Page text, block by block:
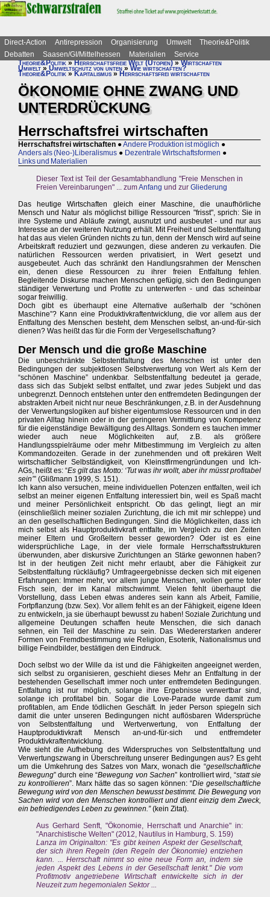
Direct-Action Antirepression Organisierung Umwelt
Theorie&Politik
Debatten
Saasen/GI/Mittelhessen Materialien
Service
Theorie&Politik»Herrschaftsfreie Welt (Utopien)»Wirtschaften
Umwelt » Umweltschutz von unten » Wie wirtschaften?
Theorie&Politik » Kapitalismus » Herrschaftsfrei wirtschaften
ÖKONOMIE OHNE ZWANG UND
UNTERDRÜCKUNG
Herrschaftsfrei wirtschaften
Herrschaftsfrei wirtschaften ●Andere Produktion ist möglich ●
Anders als (Neo-)Liberalismus ● Dezentrale Wirtschaftsformen ●
Links und Materialien
Dieser Text ist Teil der Gesamtabhandlung "Freie Menschen in
Freien Vereinbarungen" ... zumAnfang und zur Gliederung
Das heutige Wirtschaften gleich einer Maschine, die unaufhörliche
Mensch und Natur als möglichst billige Ressourcen "frisst", sprich: Sie in
ihre Systeme und Abläufe zwingt, ausnutzt und ausbeutet - und nur aus
Interesse an der weiteren Nutzung erhält. Mit Freiheit und Selbstentfaltung
hat das aus vielen Gründen nichts zu tun, denn der Mensch wird auf seine
Arbeitskraft reduziert und gezwungen, diese anderen zu verkaufen. Die
natürlichen Ressourcen werden privatisiert, in Wert gesetzt und
ausgebeutet. Auch das schränkt den Handlungsrahmen der Menschen
ein, denen diese Ressourcen zu ihrer freien Entfaltung fehlen.
Begleitende Diskurse machen Menschen gefügig, sich den Bedingungen
ständiger Verwertung und Profite zu unterwerfen - und das scheinbar
sogar freiwillig.
Doch gibt es überhaupt eine Alternative außerhalb der “schönen
Maschine”? Kann eine Produktivkraftentwicklung, die vor allem aus der
Entfaltung des Menschen besteht, dem Menschen selbst, an-und-für-sich
dienen? Was heißt das für die Form der Vergesellschaftung?
Der Mensch und die große Maschine
Die unbeschränkte Selbstentfaltung des Menschen ist unter den
Bedingungen der subjektlosen Selbstverwertung von Wert als Kern der
“schönen Maschine” undenkbar. Selbstentfaltung bedeutet ja gerade,
dass sich das Subjekt selbst entfaltet, und zwar jedes Subjekt und das
unbegrenzt. Dennoch entstehen unter den entfremdeten Bedingungen der
abstrakten Arbeit nicht nur neue Beschränkungen, z.B. in der Ausdehnung
der Verwertungslogiken auf bisher eigentumslose Ressourcen und in den
privaten Alltag hinein oder in der geringeren Vermittlung von Kompetenz
für die eigenständige Bewältigung des Alltags. Sondern es tauchen immer
wieder auch neue Möglichkeiten auf, z.B. als größere
Handlungsspielräume oder mehr Mitbestimmung im Vergleich zu alten
Kommandozeiten. Gerade in der zunehmenden und oft prekären Welt
wirtschaftlicher Selbständigkeit, von Kleinstfirmengründungen und Ich-
AGs, heißt es: “Es gilt das Motto: ‘Tut was ihr wollt, aber ihr müsst profitabel
sein’” (Glißmann 1999, S. 151).
Ich kann also versuchen, meine individuellen Potenzen entfalten, weil ich
selbst an meiner eigenen Entfaltung interessiert bin, weil es Spaß macht
und meiner Persönlichkeit entspricht. Ob das gelingt, liegt an mir
(einschließlich meiner sozialen Zurichtung, die ich mit mir schleppe) und
an den gesellschaftlichen Bedingungen. Sind die Möglichkeiten, dass ich
mich selbst als Hauptproduktivkraft entfalte, im Vergleich zu den Zeiten
meiner Eltern und Großeltern besser geworden? Oder ist es eine
widersprüchliche Lage, in der viele formale Herrschaftsstrukturen
überwunden, aber diskursive Zurichtungen an Stärke gewonnen haben?
Ist in der heutigen Zeit nicht mehr erlaubt, aber die Fähigkeit zur
Selbstentfaltung rückläufig? Umfrageergebnisse decken sich mit eigenen
Erfahrungen: Immer mehr, vor allem junge Menschen, wollen gerne toter
Fisch sein, der im Kanal mitschwimmt. Vielen fehlt überhaupt die
Vorstellung, dass Leben etwas anderes sein kann als Arbeit, Familie,
Fortpflanzung (bzw. Sex). Vor allem fehlt es an der Fähigkeit, eigene Ideen
zu entwickeln, ja sie überhaupt bewusst zu haben! Soziale Zurichtung und
allgemeine Deutungen schaffen heute Menschen, die sich danach
sehnen, ein Teil der Maschine zu sein. Das Wiedererstarken anderer
Formen von Fremdbestimmung wie Religion, Esoterik, Nationalismus und
billige Feindbilder, bestätigen den Eindruck.
Doch selbst wo der Wille da ist und die Fähigkeiten angeeignet werden,
sich selbst zu organisieren, geschieht dieses Mehr an Entfaltung in der
bestehenden Gesellschaft immer noch unter entfremdeten Bedingungen.
Entfaltung ist nur möglich, solange ihre Ergebnisse verwertbar sind,
solange ich profitabel bin. Sogar die Love-Parade wurde damit zum
profitablen, am Ende tödlichen Geschäft. In jeder Person spiegeln sich
damit die unter unseren Bedingungen nicht auflösbaren Widersprüche
von Selbstentfaltung und Wertverwertung, von Entfaltung der
Hauptproduktivkraft Mensch an-und-für-sich und entfremdeter
Produktivkraftentwicklung.
Wie sieht die Aufhebung des Widerspruches von Selbstentfaltung und
Verwertungszwang in Überschreitung unserer Bedingungen aus? Es geht
um die Umkehrung des Satzes von Marx, wonach die “gesellschaftliche
Bewegung” durch eine “Bewegung von Sachen” kontrolliert wird, “statt sie
zu kontrollieren”. Marx hätte das so sagen können: “Die gesellschaftliche
Bewegung wird von den Menschen bewusst bestimmt. Die Bewegung von
Sachen wird von den Menschen kontrolliert und dient einzig dem Zweck,
ein befriedigendes Leben zu gewinnen.”(kein Zitat).
Aus Gerhard Senft, "Ökonomie, Herrschaft und Anarchie" in:
"Anarchistische Welten" (2012, Nautilus in Hamburg, S. 159)
Lanza im Originalton: "Es gibt keinen Aspekt der Gesellschaft,
der sich ihren Regeln (den Regeln der Ökonomie) entziehen
kann. ... Herrschaft nimmt so eine neue Form an, indem sie
jeden Aspekt des Lebens in der Gesellschaft lenkt." Die vom
Profitmotiv angetriebene Wirtschaft entwickelte sich in der
Neuzeit zum hegemonialen Sektor ...